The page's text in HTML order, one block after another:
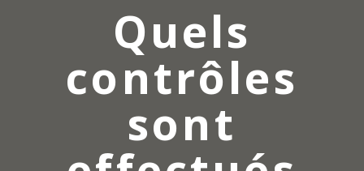
Quels
contrôles
sont